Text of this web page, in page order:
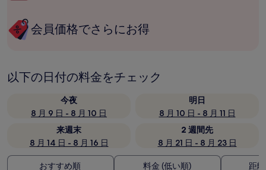
会員価格でさらにお得
以下の日付の料金をチェック
今夜
8 月 9 日 - 8 月 10 日
明日
8 月 10 日 - 8 月 11 日
来週末
8 月 14 日 - 8 月 16 日
2 週間先
8 月 21 日 - 8 月 23 日
おすすめ順 料金 (低い順) 距